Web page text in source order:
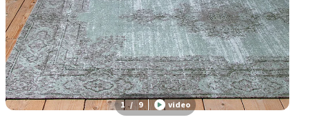
1 / 9 video